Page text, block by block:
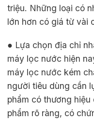
triệu. Những loại có
lớn hơn có giá từ vài
● Lựa chọn địa chỉ
máy lọc nước hiện
máy lọc nước kém
người tiêu dùng cần
phẩm có thương
phẩm rõ ràng, có